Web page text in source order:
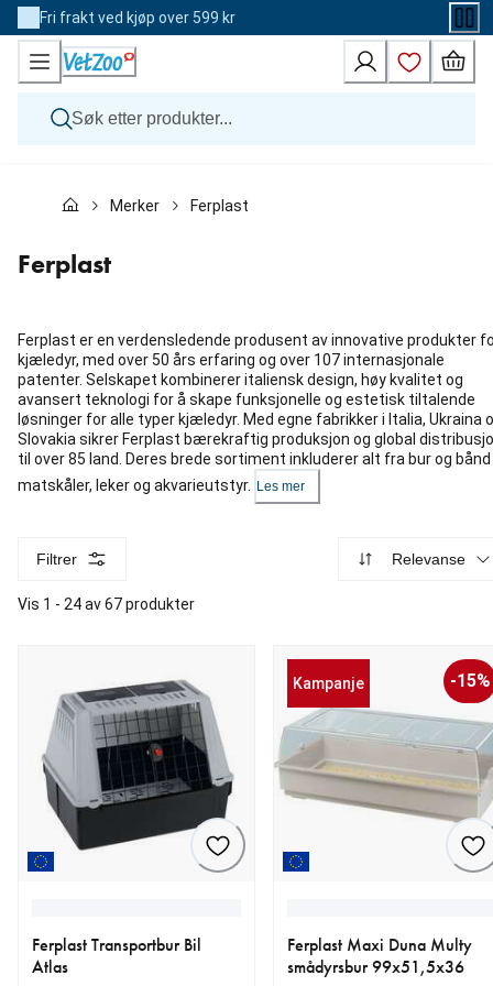
Skip
to
Content
Fri frakt ved kjøp over 599 kr
Katt
Andre dyr
Merker
Merker Ferplast
Ferplast
Ferplast er en verdensledende produsent av innovative produkter
kjæledyr, med over 50 års erfaring og over 107 internasjonale
patenter. Selskapet kombinerer italiensk design, høy kvalitet og
avansert teknologi for å skape funksjonelle og estetisk tiltalende
løsninger for alle typer kjæledyr. Med egne fabrikker i Italia, Ukraina
Slovakia sikrer Ferplast bærekraftig produksjon og global
til over 85 land. Deres brede sortiment inkluderer alt fra bur og
matskåler, leker og akvarieutstyr.
Les mer
Filtrer Relevanse
Vis 1 - 24 av 67 produkter
Ferplast Transportbur Bil
Atlas
Kampanje -15%
Ferplast Maxi Duna Multy
smådyrsbur 99x51,5x36